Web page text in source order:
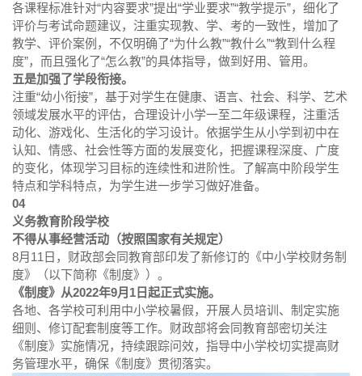
各课程标准针对“内容要求”提出“学业要求”“教学提示”，细化了
评价与考试命题建议，注重实现教、学、考的一致性，增加了
教学、评价案例，不仅明确了“为什么教”“教什么”“教到什么程
度”，而且强化了“怎么教”的具体指导，做到好用、管用。
五是加强了学段衔接。
注重“幼小衔接”，基于对学生在健康、语言、社会、科学、艺术
领域发展水平的评估，合理设计小学一至二年级课程，注重活
动化、游戏化、生活化的学习设计。依据学生从小学到初中在
认知、情感、社会性等方面的发展变化，把握课程深度、广度
的变化，体现学习目标的连续性和进阶性。了解高中阶段学生
特点和学科特点，为学生进一步学习做好准备。
04
义务教育阶段学校
不得从事经营活动（按照国家有关规定）
8月11日，财政部会同教育部印发了新修订的《中小学校财务制
度》（以下简称《制度》）。
《制度》从2022年9月1日起正式实施。
各地、各学校可利用中小学校暑假，开展人员培训、制定实施
细则、修订配套制度等工作。财政部将会同教育部密切关注
《制度》实施情况，持续跟踪问效，指导中小学校切实提高财
务管理水平，确保《制度》贯彻落实。